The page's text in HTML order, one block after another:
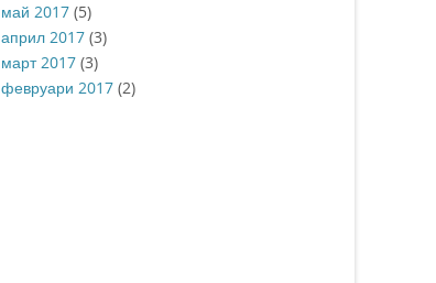
май 2017(5)
април 2017(3)
март 2017(3)
февруари 2017(2)